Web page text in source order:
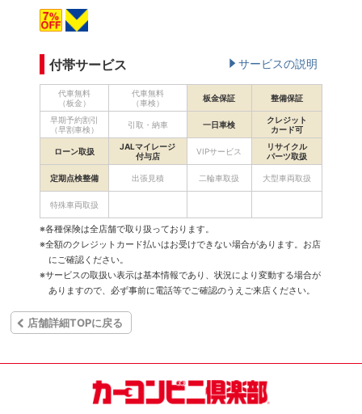
付帯サービス サービスの説明
代車無料
（板金）
代車無料
（車検）
板金保証 整備保証
早期予約割引
（早割車検）
引取・納車 一日車検
クレジット
カード可
ローン取扱
JALマイレージ
付与店
VIPサービス
リサイクル
パーツ取扱
定期点検整備 出張見積 二輪車取扱 大型車両取扱
特殊車両取扱
※各種保険は全店舗で取り扱っております。
※全額のクレジットカード払いはお受けできない場合があります。お店
にご確認ください。
※サービスの取扱い表示は基本情報であり、状況により変動する場合が
ありますので、必ず事前に電話等でご確認のうえご来店ください。
店舗詳細TOPに戻る